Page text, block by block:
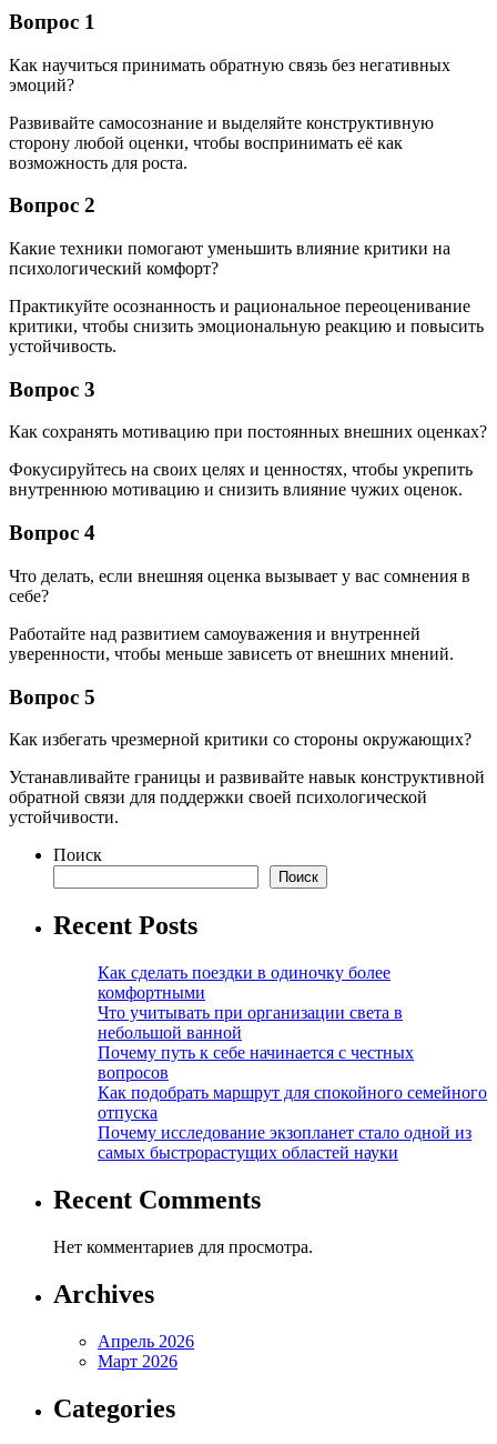
Вопрос 1
Как научиться принимать обратную связь без негативных
эмоций?
Развивайте самосознание и выделяйте конструктивную
сторону любой оценки, чтобы воспринимать её как
возможность для роста.
Вопрос 2
Какие техники помогают уменьшить влияние критики на
психологический комфорт?
Практикуйте осознанность и рациональное переоценивание
критики, чтобы снизить эмоциональную реакцию и повысить
устойчивость.
Вопрос 3
Как сохранять мотивацию при постоянных внешних оценках?
Фокусируйтесь на своих целях и ценностях, чтобы укрепить
внутреннюю мотивацию и снизить влияние чужих оценок.
Вопрос 4
Что делать, если внешняя оценка вызывает у вас сомнения в
себе?
Работайте над развитием самоуважения и внутренней
уверенности, чтобы меньше зависеть от внешних мнений.
Вопрос 5
Как избегать чрезмерной критики со стороны окружающих?
Устанавливайте границы и развивайте навык конструктивной
обратной связи для поддержки своей психологической
устойчивости.
Поиск
Поиск
Recent Posts
Как сделать поездки в одиночку более
комфортными
Что учитывать при организации света в
небольшой ванной
Почему путь к себе начинается с честных
вопросов
Как подобрать маршрут для спокойного семейного
отпуска
Почему исследование экзопланет стало одной из
самых быстрорастущих областей науки
Recent Comments
Нет комментариев для просмотра.
Archives
Апрель 2026
Март 2026
Categories